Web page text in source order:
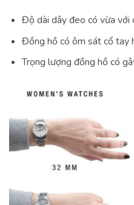
Độ dài dây đeo có vừa với
Đồng hồ có ôm sát cổ tay
Trọng lượng đồng hồ có